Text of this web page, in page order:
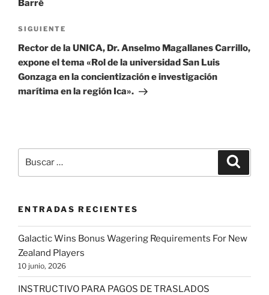
Barré
Siguiente
entrada
SIGUIENTE
Rector de la UNICA, Dr. Anselmo Magallanes Carrillo,
expone el tema «Rol de la universidad San Luis
Gonzaga en la concientización e investigación
marítima en la región Ica».
por:
ENTRADAS RECIENTES
Galactic Wins Bonus Wagering Requirements For New
Zealand Players
10 junio, 2026
INSTRUCTIVO PARA PAGOS DE TRASLADOS